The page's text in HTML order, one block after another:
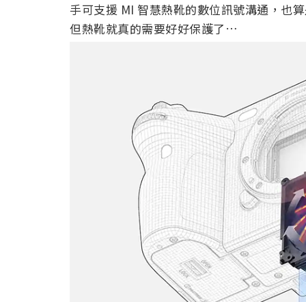
手可支援 MI 智慧熱靴的數位訊號溝通，也
但熱靴就真的需要好好保護了…